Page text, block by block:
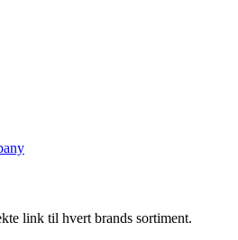
link til hvert brands sortiment.